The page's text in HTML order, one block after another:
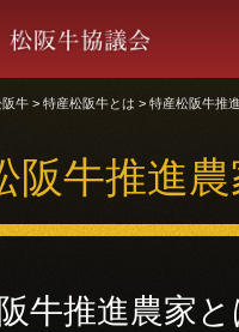
阪牛 > 特産松阪牛とは > 特産松阪牛推
阪牛推進農
牛推進農家と